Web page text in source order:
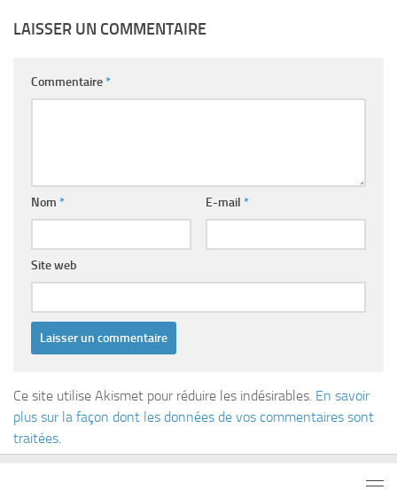
LAISSER UN COMMENTAIRE
Commentaire*
Nom * E-mail *
Site web
Ce site utilise Akismet pour réduire les indésirables. En savoir
plus sur la façon dont les données de vos commentaires sont
traitées.